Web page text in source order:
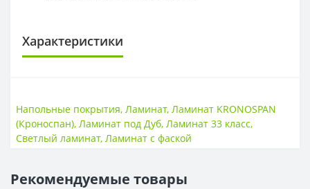
Характеристики
Класс износостойкости 33 класс
НАЛИЧИЕ ФАСКИ
ПОВЕРХНОСТЬ
Напольные покрытия, Ламинат, Ламинат KRONOSPAN
(Кроноспан), Ламинат под Дуб, Ламинат 33 класс,
Светлый ламинат, Ламинат с фаской
Рекомендуемые товары